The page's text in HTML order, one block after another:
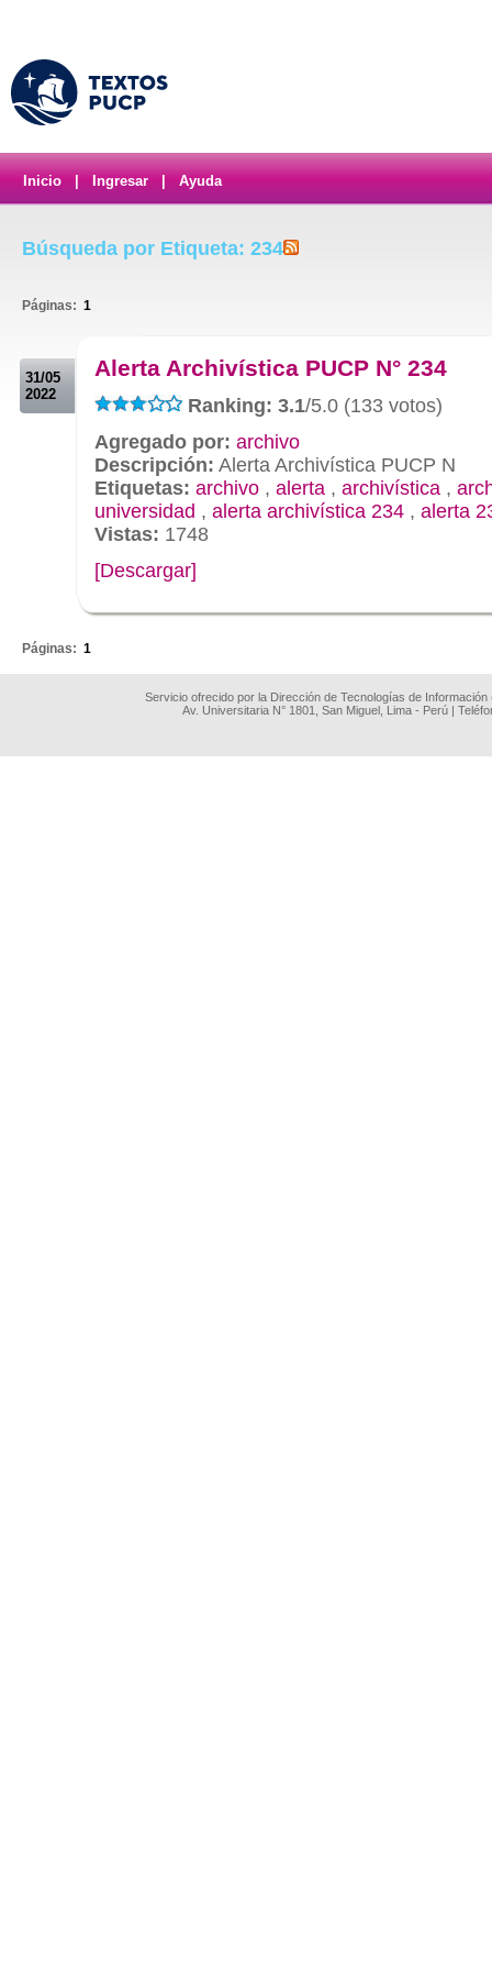
Inicio Ingresar Ayuda
Búsqueda por Etiqueta: 234
Páginas: 1
31/05
2022
Alerta Archivística PUCP N° 234
Ranking: 3.1/5.0 (133 votos)
Agregado por: archivo
Descripción: Alerta Archivística PUCP N
Etiquetas: archivo , alerta , archivística ,
universidad , alerta archivística 234 , alerta
Vistas: 1748
[Descargar]
Páginas: 1
Servicio ofrecido por la Dirección de Tecnologías de
Av. Universitaria N° 1801, San Miguel, Lima - Perú |